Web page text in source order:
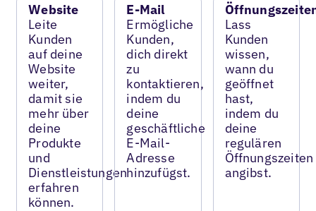
Website
Leite
Kunden
auf deine
Website
weiter,
damit sie
mehr über
deine
Produkte
und
Dienstleistungen
erfahren
können.
E-Mail
Ermögliche
Kunden,
dich direkt
zu
kontaktieren,
indem du
deine
geschäftliche
E-Mail-
Adresse
hinzufügst.
Lass
Kunden
wissen,
wann du
geöffnet
hast,
indem du
deine
regulären
Öffnungszeiten
angibst.